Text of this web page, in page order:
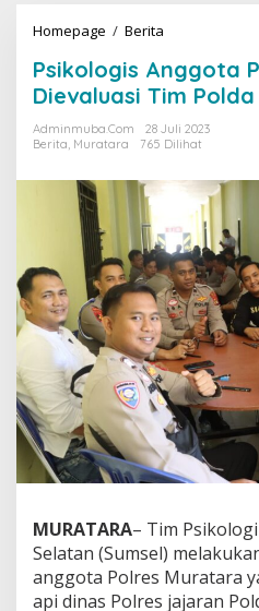
Homepage / Berita
i
k
o
l
o
i
A
n
g
g
o
t
a
P
e
m
e
g
a
n
e
n
p
Psikologis Anggota
Dievaluasi Tim Polda
Adminmuba.com
28 Juli 2023
Berita Muratara 765 Dilihat
MURATARA– Tim
Selatan (Sumsel)
anggota Polres Muratara
api dinas Polres jajaran